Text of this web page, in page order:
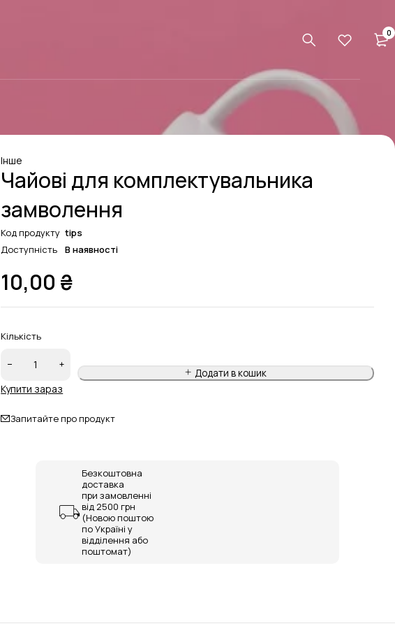
0
Інше
Чайові для комплектувальника
замволення
Код продукту tips
Доступність
В наявності
10,00 ₴
Кількість
Додати в кошик
Купити зараз
Запитайте про продукт
Безкоштовна
доставка
при замовленні
від 2500 грн
(Новою поштою
по Україні у
відділення або
поштомат)